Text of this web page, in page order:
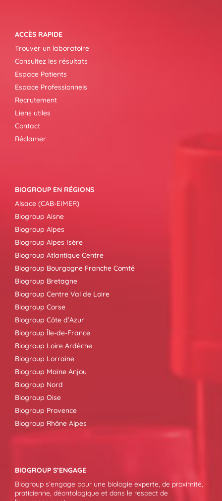
ACCÈS RAPIDE
Trouver un laboratoire
Consultez les résultats
Espace Patients
Espace Professionnels
Recrutement
Liens utiles
Contact
Réclamer
BIOGROUP EN RÉGIONS
Alsace (CAB-EIMER)
Biogroup Aisne
Biogroup Alpes
Biogroup Alpes Isère
Biogroup Atlantique Centre
Biogroup Bourgogne Franche Comté
Biogroup Bretagne
Biogroup Centre Val de Loire
Biogroup Corse
Biogroup Côte d’Azur
Biogroup Île-de-France
Biogroup Loire Ardèche
Biogroup Lorraine
Biogroup Maine Anjou
Biogroup Nord
Biogroup Oise
Biogroup Provence
Biogroup Rhône Alpes
BIOGROUP S’ENGAGE
Biogroup s’engage pour une biologie experte, de proximité,
praticienne, déontologique et dans le respect de